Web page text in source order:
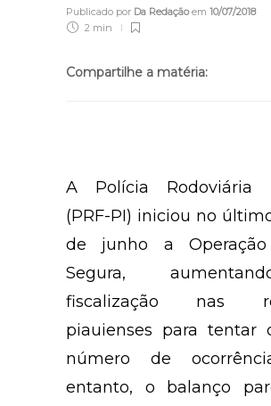
Publicado por Da Redaçãoem 10/07/2018
2 min
Compartilhe a matéria:
A Polícia Rodoviária
(PRF-PI) iniciou no
de junho a Operação
Segura,
fiscalização nas
piauienses para tentar
número de
entanto, o balanço